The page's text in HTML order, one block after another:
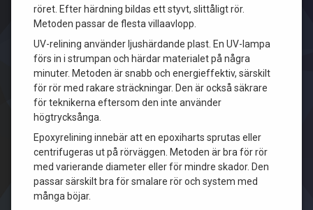
röret. Efter härdning bildas ett styvt, slittåligt rör.
Metoden passar de flesta villaavlopp.
UV-relining använder ljushärdande plast. En UV-lampa
förs in i strumpan och härdar materialet på några
minuter. Metoden är snabb och energieffektiv, särskilt
för rör med rakare sträckningar. Den är också säkrare
för teknikerna eftersom den inte använder
högtrycksånga.
Epoxyrelining innebär att en epoxiharts sprutas eller
centrifugeras ut på rörväggen. Metoden är bra för rör
med varierande diameter eller för mindre skador. Den
passar särskilt bra för smalare rör och system med
många böjar.